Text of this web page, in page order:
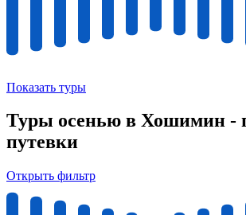
Показать туры
Туры осенью в Хошимин -
путевки
Открыть фильтр